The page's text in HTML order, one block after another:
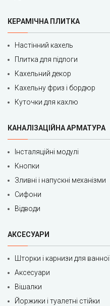
КЕРАМІЧНА ПЛИТКА
Настінний кахель
Плитка для підлоги
Кахельний декор
Кахельну фриз і бордюр
Куточки для кахлю
КАНАЛІЗАЦІЙНА АРМАТУРА
Інсталяційні модулі
Кнопки
Зливні і напускні механізми
Сифони
Відводи
АКСЕСУАРИ
Шторки і карнизи для ванної
Аксесуари
Вішалки
Йоржики і туалетні стійки